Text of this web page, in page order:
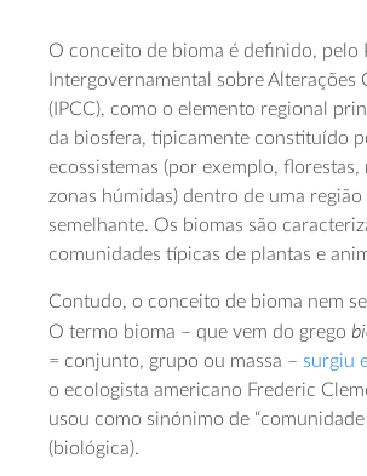
O conceito de bioma é definido, pelo
Intergovernamental sobre Alterações
(IPCC), como o elemento regional
da biosfera, tipicamente constituído
ecossistemas (por exemplo, florestas,
zonas húmidas) dentro de uma região
semelhante. Os biomas são
comunidades típicas de plantas e
Contudo, o conceito de bioma nem
O termo bioma – que vem do grego
= conjunto, grupo ou massa – surgiu
o ecologista americano Frederic
usou como sinónimo de
(biológica).